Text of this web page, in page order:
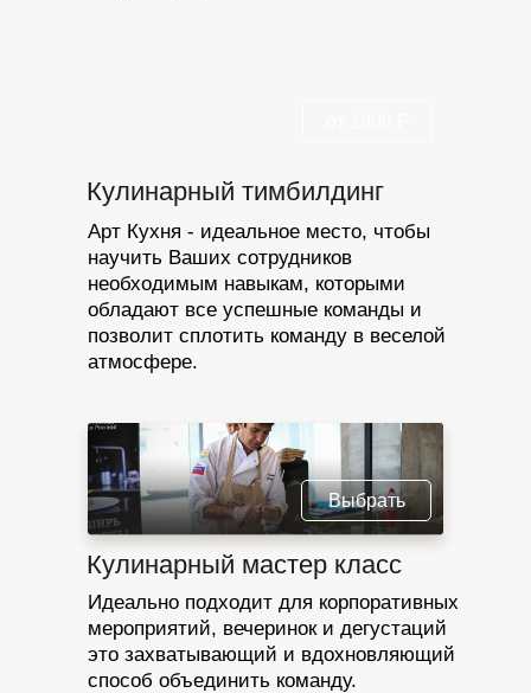
Кулинарный тимбилдинг
Арт Кухня - идеальное место, чтобы
научить Ваших сотрудников
необходимым навыкам, которыми
обладают все успешные команды и
позволит сплотить команду в веселой
атмосфере.
Кулинарный мастер класс
Идеально подходит для корпоративных
мероприятий, вечеринок и дегустаций
это захватывающий и вдохновляющий
способ объединить команду.
Выбрать